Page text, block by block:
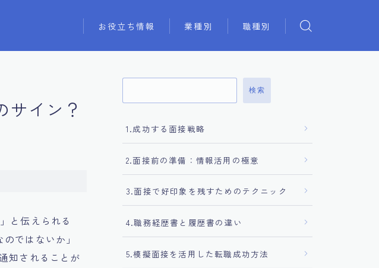
お役立ち情報 業種別 職種別
サイン？
と伝えられる
ではないか」
知されることが
検索
1.成功する面接戦略
2.面接前の準備：情報活用の極意
3.面接で好印象を残すためのテクニック
4.職務経歴書と履歴書の違い
5.模擬面接を活用した転職成功方法